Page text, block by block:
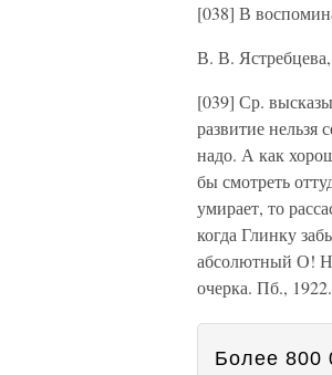
[038] В
В. В.
[039] Ср.
развитие нельзя
надо. А как
бы смотреть
умирает, то
когда Глинку
абсолютный О!
очерка. Пб.,
Более 800